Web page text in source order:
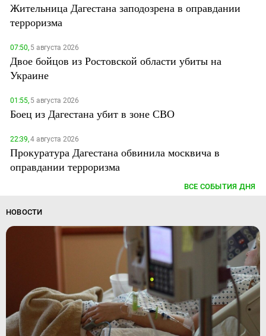
Жительница Дагестана заподозрена в оправдании
терроризма
07:50,5 августа 2026
Двое бойцов из Ростовской области убиты на
Украине
01:55,5 августа 2026
Боец из Дагестана убит в зоне СВО
22:39,4 августа 2026
Прокуратура Дагестана обвинила москвича в
оправдании терроризма
ВСЕ СОБЫТИЯ ДНЯ
НОВОСТИ